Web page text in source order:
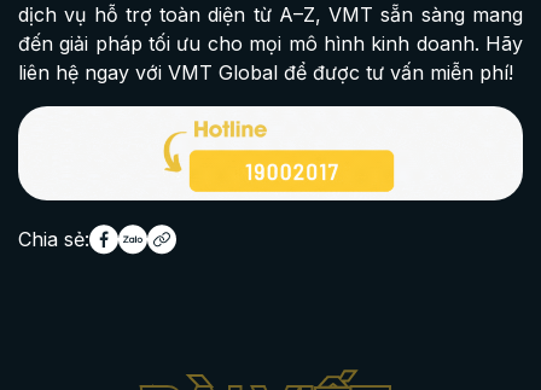
dịch vụ hỗ trợ toàn diện từ A–Z, VMT sẵn sàng mang
đến giải pháp tối ưu cho mọi mô hình kinh doanh. Hãy
liên hệ ngay với VMT Global để được tư vấn miễn phí!
Chia sẻ: